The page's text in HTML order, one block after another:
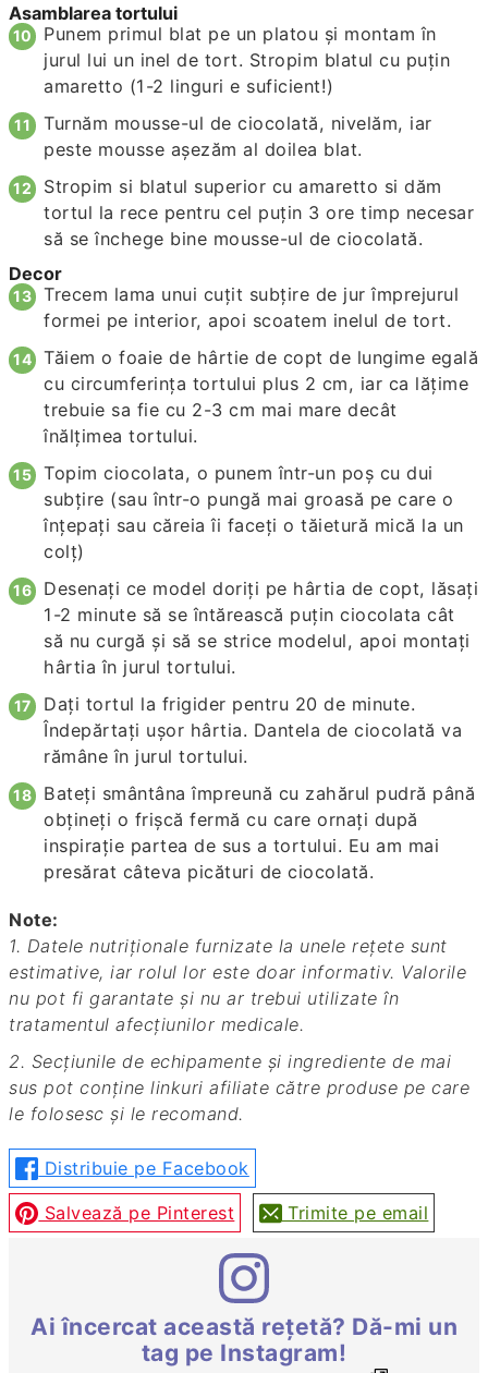
Asamblarea tortului
Punem primul blat pe un platou și montam în
jurul lui un inel de tort. Stropim blatul cu puţin
amaretto (1-2 linguri e suficient!)
Turnăm mousse-ul de ciocolată, nivelăm, iar
peste mousse așezăm al doilea blat.
Stropim si blatul superior cu amaretto si dăm
tortul la rece pentru cel puţin 3 ore timp necesar
să se închege bine mousse-ul de ciocolată.
Decor
Trecem lama unui cuțit subțire de jur împrejurul
formei pe interior, apoi scoatem inelul de tort.
Tăiem o foaie de hârtie de copt de lungime egală
cu circumferinţa tortului plus 2 cm, iar ca lăţime
trebuie sa fie cu 2-3 cm mai mare decât
înălțimea tortului.
Topim ciocolata, o punem într-un poș cu dui
subțire (sau într-o pungă mai groasă pe care o
înțepați sau căreia îi faceți o tăietură mică la un
colţ)
Desenați ce model doriți pe hârtia de copt, lăsaţi
1-2 minute să se întărească puţin ciocolata cât
să nu curgă şi să se strice modelul, apoi montaţi
hârtia în jurul tortului.
Daţi tortul la frigider pentru 20 de minute.
Îndepărtaţi uşor hârtia. Dantela de ciocolată va
rămâne în jurul tortului.
Bateţi smântâna împreună cu zahărul pudră până
obţineţi o frişcă fermă cu care ornaţi după
inspiraţie partea de sus a tortului. Eu am mai
presărat câteva picături de ciocolată.
Note:
1. Datele nutriționale furnizate la unele rețete sunt
estimative, iar rolul lor este doar informativ. Valorile
nu pot fi garantate și nu ar trebui utilizate în
tratamentul afecțiunilor medicale.
2. Secțiunile de echipamente și ingrediente de mai
sus pot conține linkuri afiliate către produse pe care
le folosesc și le recomand.
Distribuie pe Facebook
Salvează pe Pinterest Trimite pe email
Ai încercat această rețetă? Dă-mi un
tag pe Instagram!